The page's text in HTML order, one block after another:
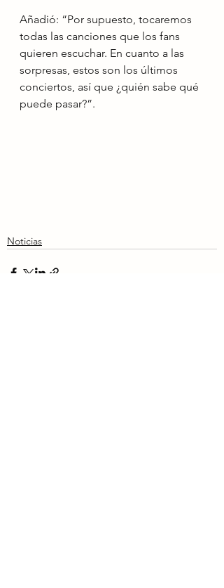
Añadió: “Por supuesto, tocaremos
todas las canciones que los fans
quieren escuchar. En cuanto a las
sorpresas, estos son los últimos
conciertos, así que ¿quién sabe qué
puede pasar?”.
Noticias